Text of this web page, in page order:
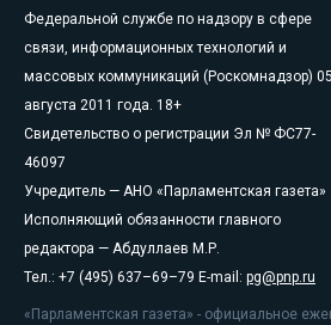
Федеральной службе по надзору в сфере
связи, информационных технологий и
массовых коммуникаций (Роскомнадзор) 05
августа 2011 года. 18+
Свидетельство о регистрации Эл № ФС77-
46097
Учредитель — АНО «Парламентская газета»
Исполняющий обязанности главного
редактора — Абдуллаев М.Р.
Тел.: +7 (495) 637–69–79 E-mail: pg@pnp.ru
«Парламентская газета» - официальное